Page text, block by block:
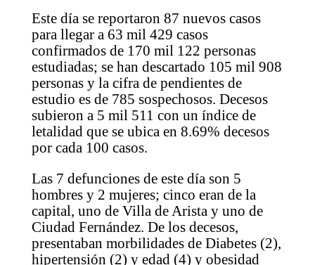
Este día se reportaron 87 nuevos casos
para llegar a 63 mil 429 casos
confirmados de 170 mil 122 personas
estudiadas; se han descartado 105 mil 908
personas y la cifra de pendientes de
estudio es de 785 sospechosos. Decesos
subieron a 5 mil 511 con un índice de
letalidad que se ubica en 8.69% decesos
por cada 100 casos.
Las 7 defunciones de este día son 5
hombres y 2 mujeres; cinco eran de la
capital, uno de Villa de Arista y uno de
Ciudad Fernández. De los decesos,
presentaban morbilidades de Diabetes (2),
hipertensión (2) y edad (4) y obesidad